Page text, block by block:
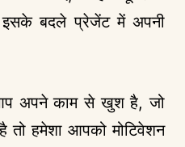
बदले प्रेजेंट में अपनी
अपने काम से खुश है, जो
हमेशा आपको मोटिवेशन